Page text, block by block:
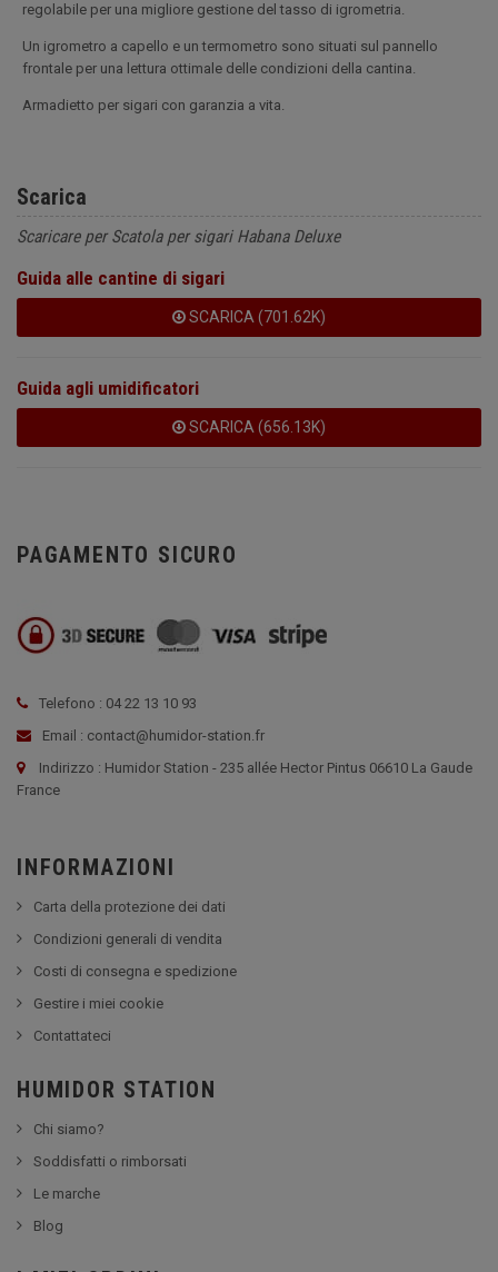
regolabile per una migliore gestione del tasso di igrometria.
Un igrometro a capello e un termometro sono situati sul pannello
frontale per una lettura ottimale delle condizioni della cantina.
Armadietto per sigari con garanzia a vita.
Scarica
Scaricare per Scatola per sigari Habana Deluxe
Guida alle cantine di sigari
SCARICA (701.62K)
Guida agli umidificatori
SCARICA (656.13K)
PAGAMENTO SICURO
Telefono : 04 22 13 10 93
Email : contact@humidor-station.fr
Indirizzo : Humidor Station - 235 allée Hector Pintus 06610 La Gaude
France
INFORMAZIONI
Carta della protezione dei dati
Condizioni generali di vendita
Costi di consegna e spedizione
Gestire i miei cookie
Contattateci
HUMIDOR STATION
Chi siamo?
Soddisfatti o rimborsati
Le marche
Blog